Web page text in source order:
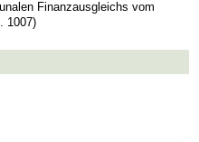
Finanzausgleichs vom
1007)